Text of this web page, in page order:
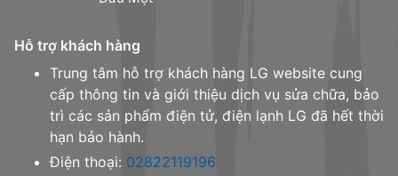
Hỗ trợ khách hàng
Trung tâm hỗ trợ khách hàng LG website cung
cấp thông tin và giới thiệu dịch vụ sửa chữa, bảo
trì các sản phẩm điện tử, điện lạnh LG đã hết thời
hạn bảo hành.
Điện thoại: 02822119196